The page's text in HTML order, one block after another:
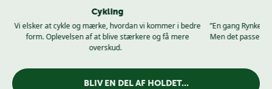
Cykling
Vi elsker at cykle og mærke, hvordan vi kommer i bedre
form. Oplevelsen af at blive stærkere og få mere
overskud.
”En gang Rynke
Men det passer.
BLIV EN DEL AF HOLDET...